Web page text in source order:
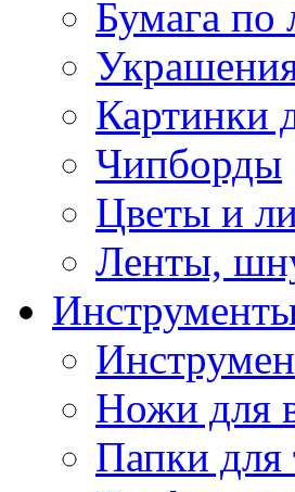
Бумага по
Картинки
Чипборды
Цветы и
Ленты,
Ножи для
Папки для